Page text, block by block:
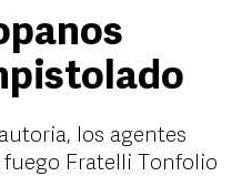
los agentes
Fratelli Tonfolio